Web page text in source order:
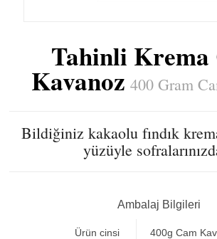
Tahinli Krema
Kavanoz 400 Gram
Bildiğiniz kakaolu fındık
yüzüyle
Ambalaj Bilgileri
Ürün cinsi 400g Cam